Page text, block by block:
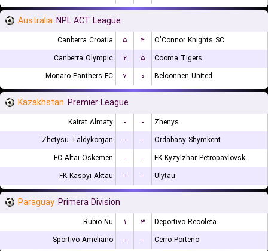
Australia NPL ACT League
Canberra Croatia ۵ ۴
O'Connor Knights SC
Canberra Olympic
۲ ۵
Cooma Tigers
Monaro Panthers FC
۷ ۰ Belconnen United
Kazakhstan Premier League
Kairat Almaty - -
Zhenys
Zhetysu Taldykorgan
- -
Ordabasy Shymkent
FC Altai Oskemen
- -
FK Kyzylzhar Petropavlovsk
FK Kaspyi Aktau
- - Ulytau
Paraguay Primera Division
Rubio Nu ۱ ۳
Deportivo Recoleta
Sportivo Ameliano
- - Cerro Porteno